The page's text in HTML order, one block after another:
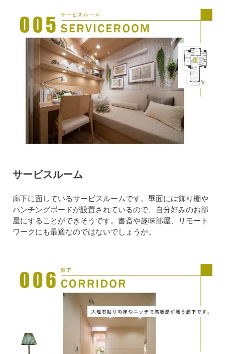
サービスルーム
廊下に面しているサービスルームです。壁面には飾り棚や
パンチングボードが設置されているので、自分好みのお部
屋にすることができそうです。書斎や趣味部屋、リモート
ワークにも最適なのではないでしょうか。